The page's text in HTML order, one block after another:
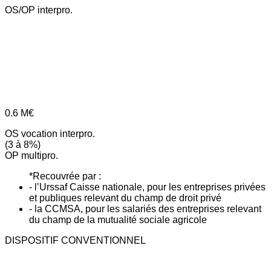
OS/OP interpro.
0.6 M€
OS vocation interpro.
(3 à 8%)
OP multipro.
*Recouvrée par :
- l’Urssaf Caisse nationale, pour les entreprises privées
et publiques relevant du champ de droit privé
- la CCMSA, pour les salariés des entreprises relevant
du champ de la mutualité sociale agricole
DISPOSITIF CONVENTIONNEL